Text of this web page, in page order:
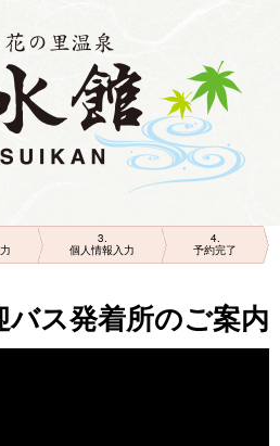
3
個人情報入力
4
予約完了
ス発着所のご案内